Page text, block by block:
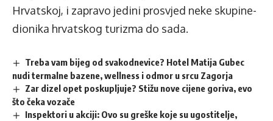
Hrvatskoj, i zapravo jedini prosvjed neke skupine-
dionika hrvatskog turizma do sada.
Treba vam bijeg od svakodnevice? Hotel Matija Gubec
nudi termalne bazene, wellness i odmor u srcu Zagorja
Zar dizel opet poskupljuje? Stižu nove cijene goriva, evo
što čeka vozače
Inspektori u akciji: Ovo su greške koje su ugostitelje,